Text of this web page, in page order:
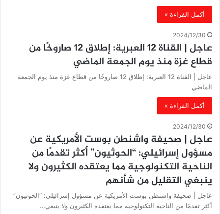
أكمل القراءة »
2024/12/30
‏عاجل | القناة 12 العبرية: إطلاق 12 صاروخًا من
قطاع غزة منذ يوم الجمعة الماضي
‏عاجل | القناة 12 العبرية: إطلاق 12 صاروخًا من قطاع غزة منذ يوم الجمعة
الماضي
أكمل القراءة »
2024/12/30
‏عاجل | صحيفة واشنطن بوست الأمريكية عن
مسؤول إسرائيلي: “الحوثيون” أكثر تقدمًا من
الناحية التكنولوجية مما يعتقده الكثيرون ولا
ينبغي التقليل من شأنهم
‏عاجل | صحيفة واشنطن بوست الأمريكية عن مسؤول إسرائيلي: “الحوثيون”
أكثر تقدمًا من الناحية التكنولوجية مما يعتقده الكثيرون ولا ينبغي…